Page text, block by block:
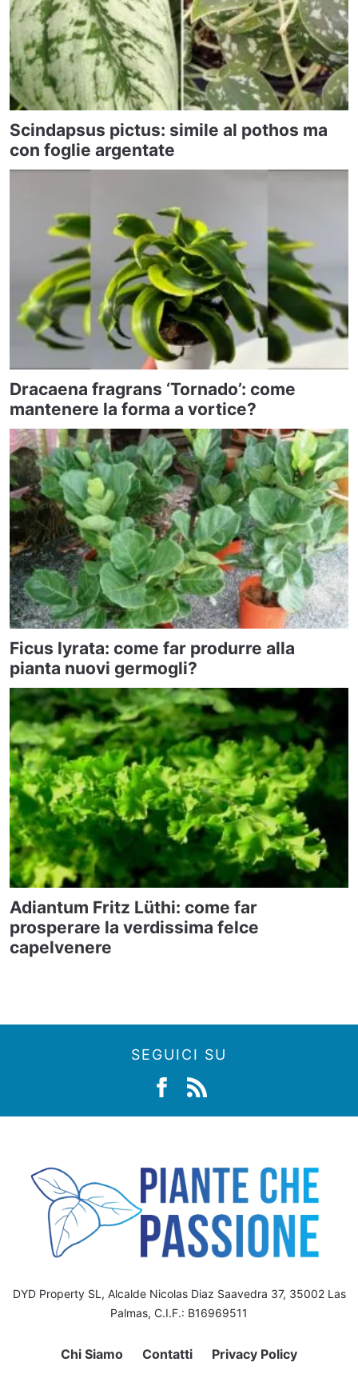
Scindapsus pictus: simile al pothos ma
con foglie argentate
Dracaena fragrans ‘Tornado’: come
mantenere la forma a vortice?
Ficus lyrata: come far produrre alla
pianta nuovi germogli?
Adiantum Fritz Lüthi: come far
prosperare la verdissima felce
capelvenere
SEGUICI SU
DYD Property SL, Alcalde Nicolas Diaz Saavedra 37, 35002 Las
Palmas, C.I.F.: B16969511
Chi Siamo Contatti Privacy Policy